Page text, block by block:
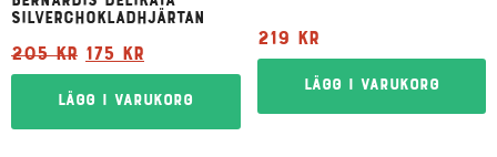
silverchokladhjärtan
205kr 175 kr
Lägg i varukorg
219 kr
Lägg i varukorg